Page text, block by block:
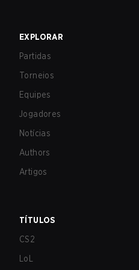
EXPLORAR
Partidas
Torneios
Equipes
Jogadores
Notícias
Authors
Artigos
TÍTULOS
CS2
LoL